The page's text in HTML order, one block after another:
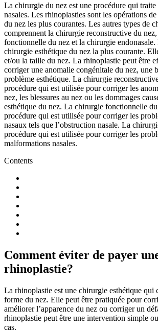
La chirurgie du nez est une procédure qui
nasales. Les rhinoplasties sont les opérations
du nez les plus courantes. Les autres types de
comprennent la chirurgie reconstructive du
fonctionnelle du nez et la chirurgie
chirurgie esthétique du nez la plus courante.
et/ou la taille du nez. La rhinoplastie peut être
corriger une anomalie congénitale du nez, une
problème esthétique. La chirurgie
procédure qui est utilisée pour corriger les
nez, les blessures au nez ou les dommages
esthétique du nez. La chirurgie fonctionnelle
procédure qui est utilisée pour corriger les
nasaux tels que l’obstruction nasale. La
procédure qui est utilisée pour corriger les
malformations nasales.
Contents
Comment éviter de payer
rhinoplastie?
La rhinoplastie est une chirurgie esthétique qui
forme du nez. Elle peut être pratiquée pour
améliorer l’apparence du nez ou corriger un
rhinoplastie peut être une intervention simple
cas.